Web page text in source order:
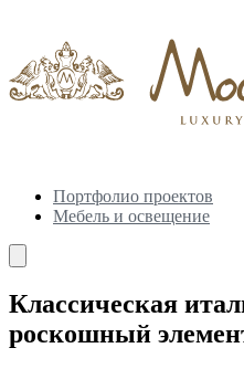
Портфолио проектов
Мебель и освещение
Классическая
роскошный